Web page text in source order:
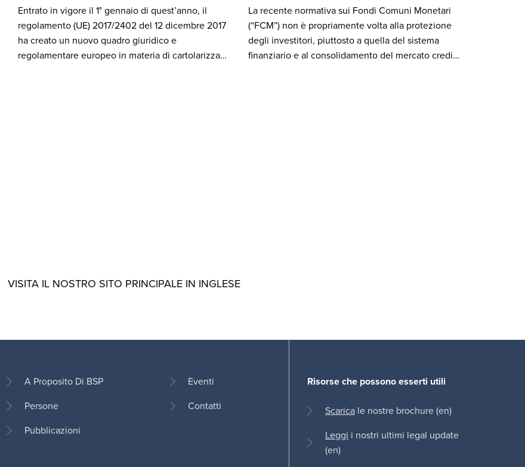
Entrato in vigore il 1° gennaio di quest’anno, il
regolamento (UE) 2017/2402 del 12 dicembre 2017
ha creato un nuovo quadro giuridico e
regolamentare europeo in materia di cartolarizza…
La recente normativa sui Fondi Comuni Monetari
(“FCM”) non è propriamente volta alla protezione
degli investitori, piuttosto a quella del sistema
finanziario e al consolidamento del mercato credi…
VISITA IL NOSTRO SITO PRINCIPALE IN INGLESE
Footer
A Proposito Di BSP
Persone
Pubblicazioni
Eventi
Contatti
Risorse che possono esserti utili
Scarica le nostre brochure (en)
Leggi i nostri ultimi legal update
(en)